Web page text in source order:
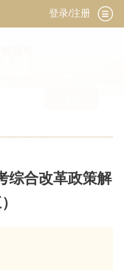
登录/注册
政府信息公开>法
综合改革政策解